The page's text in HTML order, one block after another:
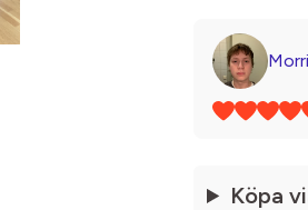
Köpa